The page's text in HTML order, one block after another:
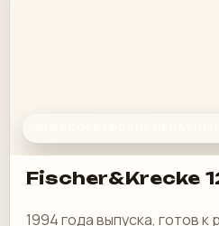
Fischer&Krecke
1994 года выпуска, готов